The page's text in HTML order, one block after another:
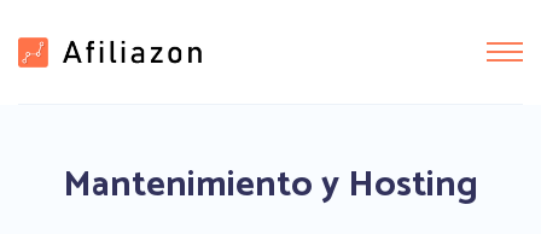
Mantenimiento y Hosting